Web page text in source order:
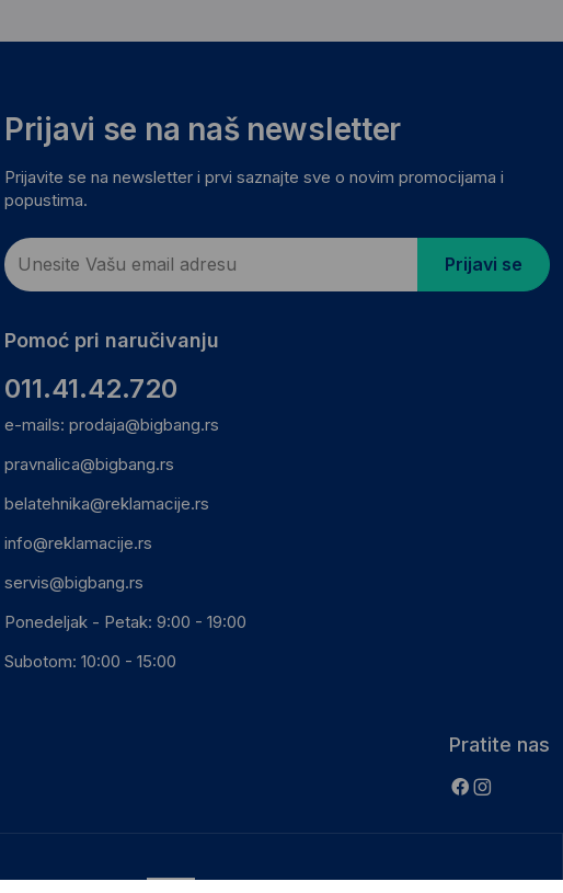
Prijavi se na naš newsletter
Prijavite se na newsletter i prvi saznajte sve o novim promocijama i
popustima.
Prijavi se
Pomoć pri naručivanju
011.41.42.720
e-mails: prodaja@bigbang.rs
pravnalica@bigbang.rs
belatehnika@reklamacije.rs
info@reklamacije.rs
servis@bigbang.rs
Ponedeljak - Petak: 9:00 - 19:00
Subotom: 10:00 - 15:00
Pratite nas